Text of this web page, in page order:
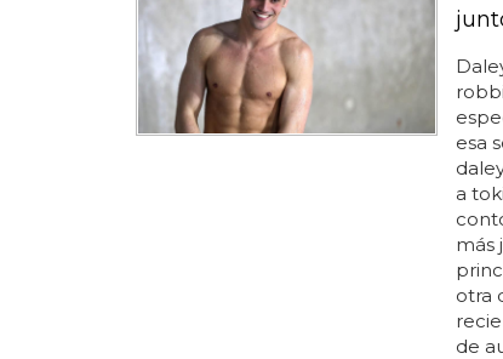
esa
a
más
otra
de